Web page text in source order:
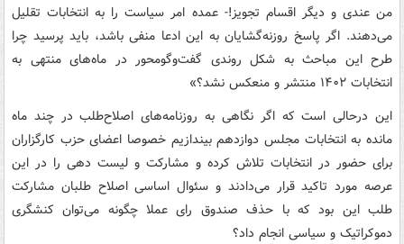
من عندی و دیگر اقسام تجویز!- عمده امر سیاست را به انتخابات تقلیل
می‌دهند. اگر پاسخ روزنه‌گشایان به این ادعا منفی باشد، باید پرسید چرا
طرح این مباحث به شکل روندی گفت‌وگومحور در ماه‌های منتهی به
انتخابات ۱۴۰۲ منتشر و منعکس نشد؟»
این درحالی است که اگر نگاهی به روزنامه‌های اصلاح‌طلب در چند ماه
مانده به انتخابات مجلس دوازدهم بیندازیم خصوصا اعضای حزب کارگزاران
برای حضور در انتخابات تلاش کرده و مشارکت و لیست دهی را در این
عرصه مورد تاکید قرار می‌دادند و سئوال اساسی اصلاح طلبان مشارکت
طلب این بود که با حذف صندوق رای عملا چگونه می‌توان کنشگری
دموکراتیک و سیاسی انجام داد؟